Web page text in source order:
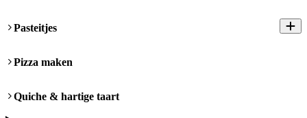
Pasteitjes
Pizza maken
Quiche & hartige taart